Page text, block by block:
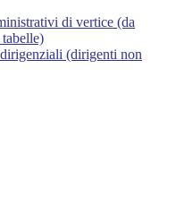
di vertice (da
(dirigenti non